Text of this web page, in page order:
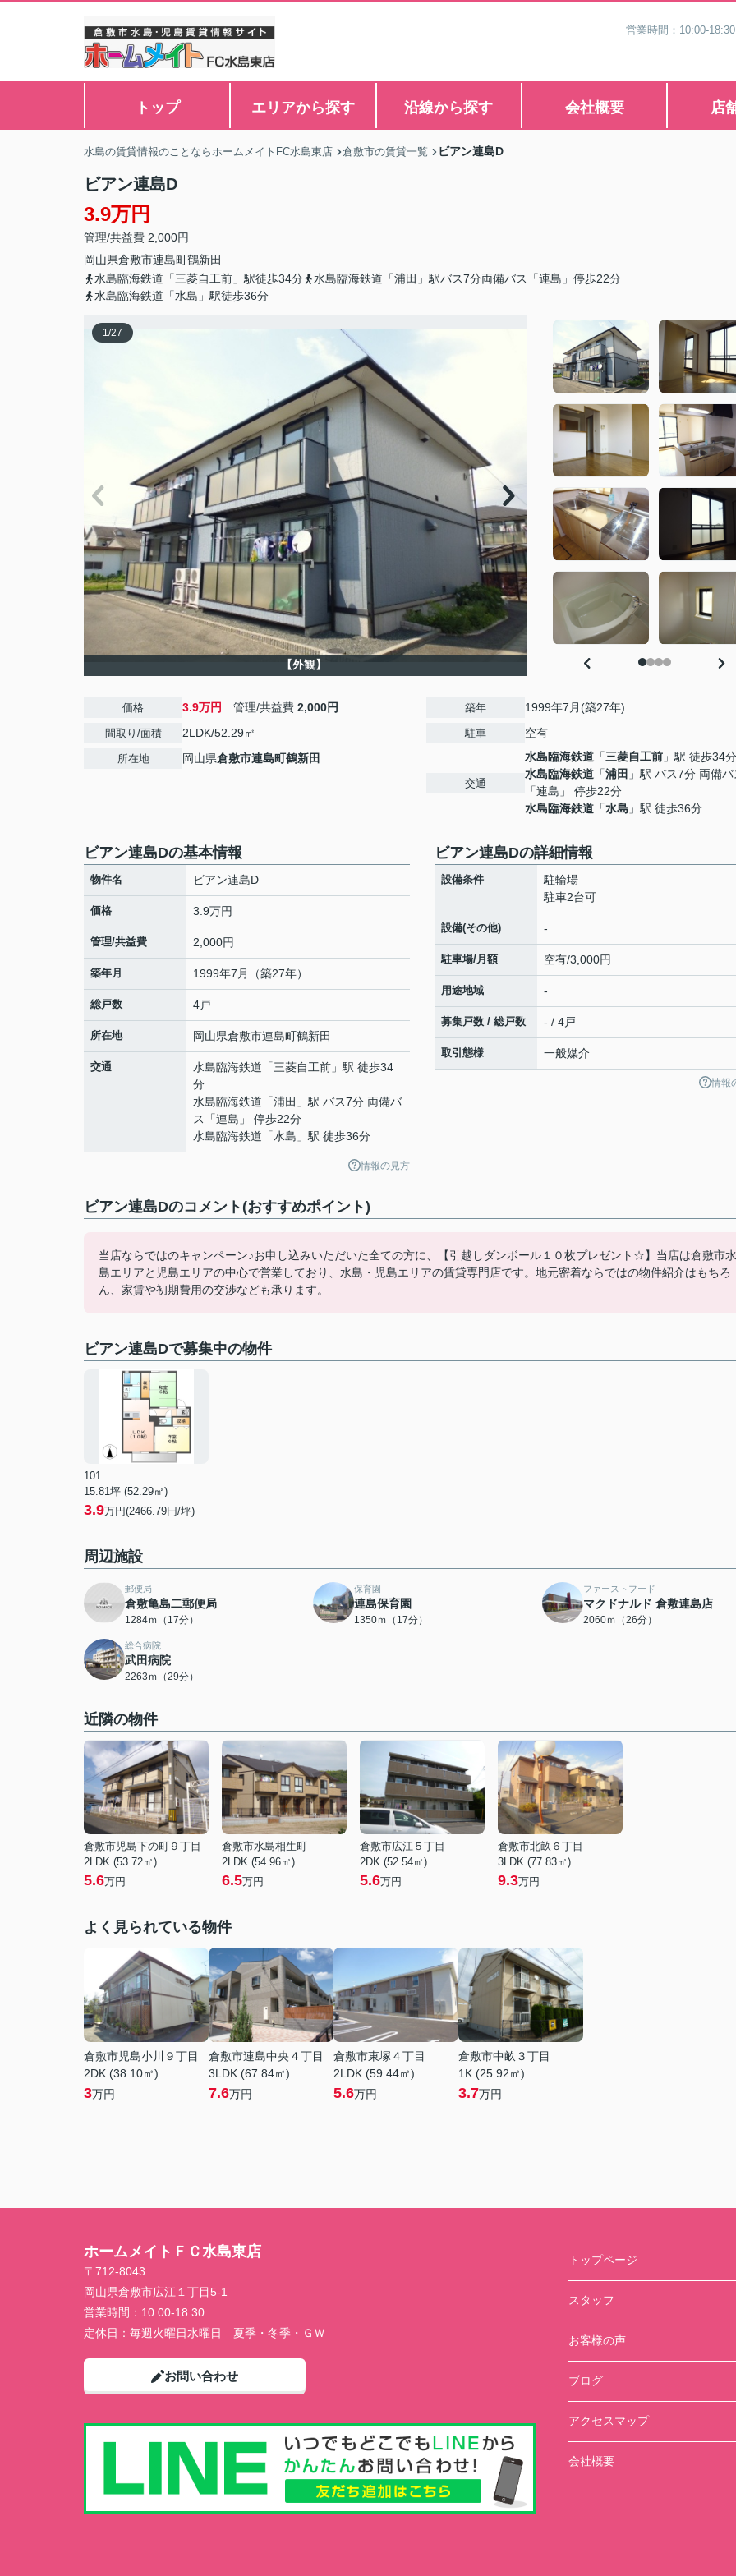
営業時間：10:00-
トップ エリアから探す 沿線から探す 会社概要 店
水島の賃貸情報のことならホームメイトFC水島東店 倉敷市の賃貸一覧 ビアン連島D
ビアン連島D
3.9万円
管理/共益費 2,000円
岡山県倉敷市連島町鶴新田
水島臨海鉄道「三菱自工前」駅徒歩34分
水島臨海鉄道「浦田」駅バス7分両備バス「連島」停歩22分
水島臨海鉄道「水島」駅徒歩36分
1/27
【外観】
価格 3.9万円 管理/共益費 2,000円
間取り/面積 2LDK/52.29㎡
所在地 岡山県倉敷市連島町鶴新田
築年 1999年7月(築27年)
駐車 空有
交通
水島臨海鉄道 「三菱自工前 」駅 徒歩34分
水島臨海鉄道 「浦田 」駅 バス7分 両備バ
「連島」 停歩22分
水島臨海鉄道 「水島 」駅 徒歩36分
ビアン連島Dの基本情報
物件名 ビアン連島D
価格 3.9万円
管理/共益費 2,000円
築年月 1999年7月（築27年）
総戸数 4戸
所在地 岡山県倉敷市連島町鶴新田
交通 水島臨海鉄道 「三菱自工前 」駅 徒歩34
分
水島臨海鉄道 「浦田 」駅 バス7分 両備バ
ス「連島」 停歩22分
水島臨海鉄道 「水島 」駅 徒歩36分
情報の見方
ビアン連島Dの詳細情報
設備条件
駐輪場
駐車2台可
設備(その他) -
駐車場/月額 空有/3,000円
用途地域 -
募集戸数 / 総戸数 - / 4戸
取引態様 一般媒介
情報
ビアン連島Dのコメント(おすすめポイント)
当店ならではのキャンペーン♪お申し込みいただいた全ての方に、【引越しダンボール１０枚プレゼント☆】当店は倉敷市水
島エリアと児島エリアの中心で営業しており、水島・児島エリアの賃貸専門店です。地元密着ならではの物件紹介はもちろ
ん、家賃や初期費用の交渉なども承ります。
ビアン連島Dで募集中の物件
101
15.81坪 (52.29㎡)
3.9万円(2466.79円/坪)
周辺施設
郵便局
倉敷亀島二郵便局
1284ｍ（17分）
保育園
連島保育園
1350ｍ（17分）
ファーストフード
マクドナルド 倉敷連島店
2060ｍ（26分）
総合病院
武田病院
2263ｍ（29分）
近隣の物件
倉敷市児島下の町９丁目
2LDK (53.72㎡)
5.6万円
倉敷市水島相生町
2LDK (54.96㎡)
6.5万円
倉敷市広江５丁目
2DK (52.54㎡)
5.6万円
倉敷市北畝６丁目
3LDK (77.83㎡)
9.3万円
よく見られている物件
倉敷市児島小川９丁目
2DK (38.10㎡)
3万円
倉敷市連島中央４丁目
3LDK (67.84㎡)
7.6万円
倉敷市東塚４丁目
2LDK (59.44㎡)
5.6万円
倉敷市中畝３丁目
1K (25.92㎡)
3.7万円
ホームメイトＦＣ水島東店
〒712-8043
岡山県倉敷市広江１丁目5-1
営業時間： 10:00-18:30
定休日： 毎週火曜日水曜日 夏季・冬季・ＧＷ
お問い合わせ
トップページ
スタッフ
お客様の声
ブログ
アクセスマップ
会社概要